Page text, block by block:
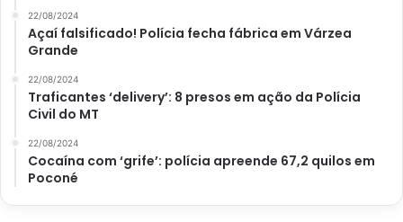
22/08/2024
Açaí falsificado! Polícia fecha fábrica em Várzea
Grande
22/08/2024
Traficantes ‘delivery’: 8 presos em ação da Polícia
Civil do MT
22/08/2024
Cocaína com ‘grife’: polícia apreende 67,2 quilos em
Poconé